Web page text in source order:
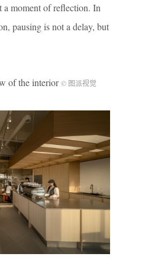
a moment of reflection. In
pausing is not a delay, but
of the interior© 图派视觉